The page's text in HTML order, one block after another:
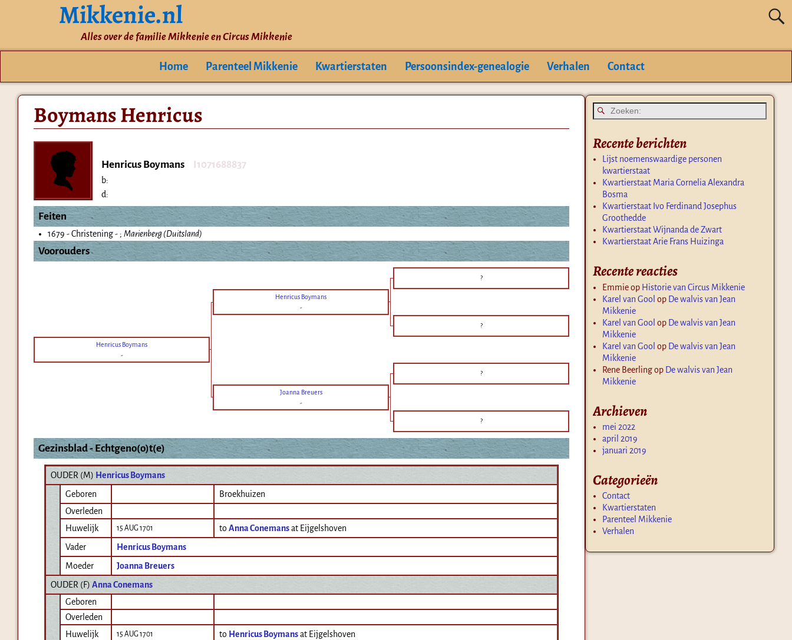
Mikkenie.nl
Alles over de familie Mikkenie en Circus Mikkenie
Home Parenteel Mikkenie Kwartierstaten Persoonsindex-genealogie Verhalen Contact
Boymans Henricus
Henricus Boymans I1071688837
b:
d:
Feiten
1679 - Christening - ; Marienberg (Duitsland)
Voorouders
?
Henricus Boymans
-
?
Henricus Boymans
-
?
Joanna Breuers
-
?
Gezinsblad - Echtgeno(o)t(e)
OUDER (M) Henricus Boymans
Geboren
Broekhuizen
Overleden
Huwelijk
15 AUG 1701 toAnna Conemansat Eijgelshoven
Vader
Henricus Boymans
Moeder
Joanna Breuers
OUDER (F) Anna Conemans
Geboren
Overleden
Huwelijk
15 AUG 1701 to Henricus Boymansat Eijgelshoven
Recente berichten
Lijst noemenswaardige personen
kwartierstaat
Kwartierstaat Maria Cornelia Alexandra
Bosma
Kwartierstaat Ivo Ferdinand Josephus
Groothedde
Kwartierstaat Wijnanda de Zwart
Kwartierstaat Arie Frans Huizinga
Recente reacties
Emmieop Historie van Circus Mikkenie
Karel van Gool op De walvis van Jean
Mikkenie
Karel van Gool op De walvis van Jean
Mikkenie
Karel van Gool op De walvis van Jean
Mikkenie
Rene Beerlingop De walvis van Jean
Mikkenie
Archieven
mei 2022
april 2019
januari 2019
Categorieën
Contact
Kwartierstaten
Parenteel Mikkenie
Verhalen